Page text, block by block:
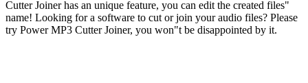
Cutter Joiner has an unique feature, you can edit the created files"
name! Looking for a software to cut or join your audio files? Please
try Power MP3 Cutter Joiner, you won"t be disappointed by it.